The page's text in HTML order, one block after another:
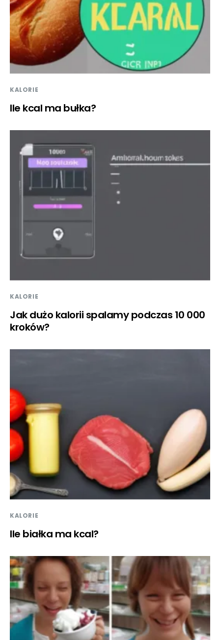
KALORIE
Ile kcal ma bułka?
KALORIE
Jak dużo kalorii spalamy podczas 10 000
kroków?
KALORIE
Ile białka ma kcal?